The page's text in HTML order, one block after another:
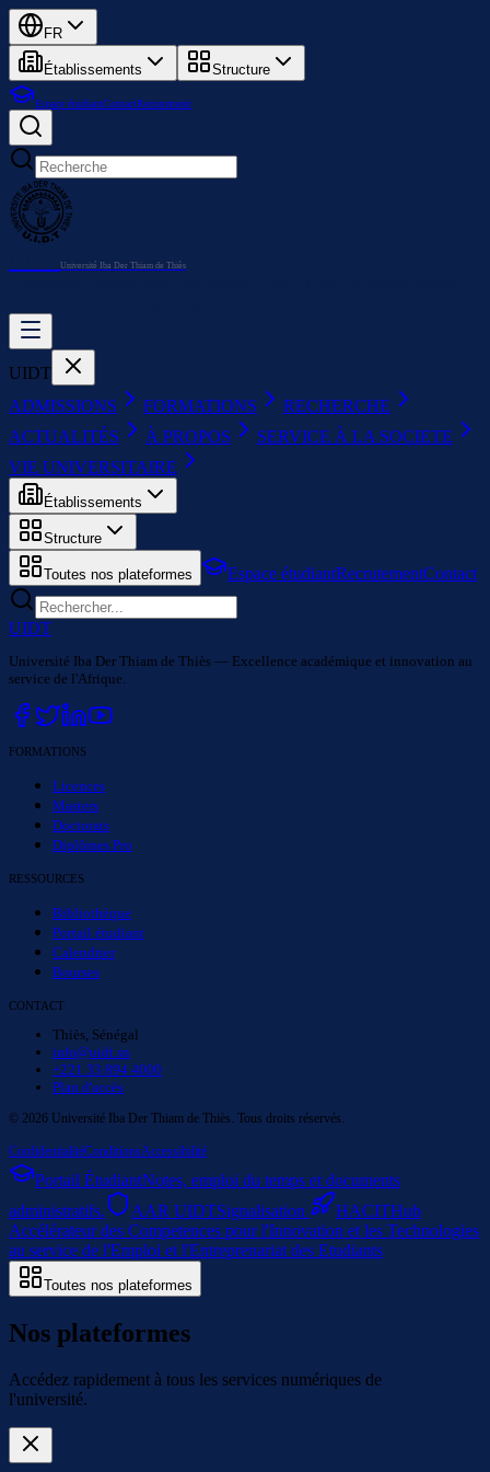
FR
Établissements Structure
Espace étudiantContactRecrutement
Université Iba Der Thiam de Thiès
UIDT
ADMISSIONS
FORMATIONS
RECHERCHE
ACTUALITÉS
À PROPOS
SERVICE À LA SOCIETE
VIE UNIVERSITAIRE
Établissements
Structure
Toutes nos plateformes Espace étudiantRecrutementContact
UIDT
Université Iba Der Thiam de Thiès — Excellence académique et innovation au
service de l'Afrique.
FORMATIONS
Licences
Masters
Doctorats
Diplômes Pro
RESSOURCES
Bibliothèque
Portail étudiant
Calendrier
Bourses
CONTACT
Thiès, Sénégal
info@uidt.sn
+221 33 894 4000
Plan d'accès
© 2026 Université Iba Der Thiam de Thiès. Tous droits réservés.
ConfidentialitéConditionsAccessibilité
Portail ÉtudiantNotes, emploi du temps et documents
administratifs.
AAR UIDTSignalisation HACITHub
Accélérateur des Competences pour l'Innovation et les Technologies
au service de l'Emploi et l'Entreprenariat des Etudiants
Toutes nos plateformes
Nos plateformes
Accédez rapidement à tous les services numériques de
l'université.